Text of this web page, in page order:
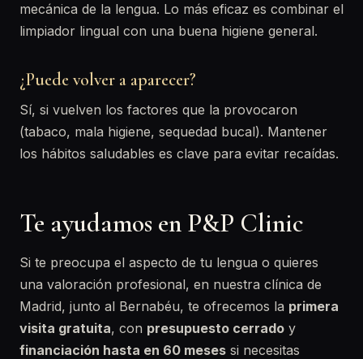
mecánica de la lengua. Lo más eficaz es combinar el
limpiador lingual con una buena higiene general.
¿Puede volver a aparecer?
Sí, si vuelven los factores que la provocaron
(tabaco, mala higiene, sequedad bucal). Mantener
los hábitos saludables es clave para evitar recaídas.
Te ayudamos en P&P Clinic
Si te preocupa el aspecto de tu lengua o quieres
una valoración profesional, en nuestra clínica de
Madrid, junto al Bernabéu, te ofrecemos la primera
visita gratuita, con presupuesto cerrado y
financiación hasta en 60 meses si necesitas